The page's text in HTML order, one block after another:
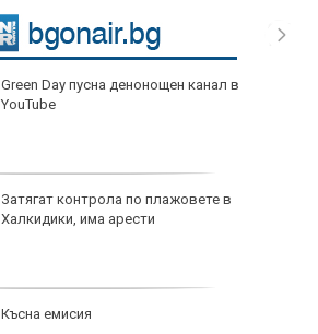
Green Day пусна денонощен канал в
YouTube
Затягат контрола по плажовете в
Халкидики, има арести
Късна емисия